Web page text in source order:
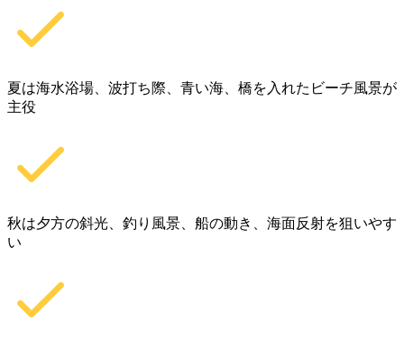
夏は海水浴場、波打ち際、青い海、橋を入れたビーチ風景が
主役
秋は夕方の斜光、釣り風景、船の動き、海面反射を狙いやす
い